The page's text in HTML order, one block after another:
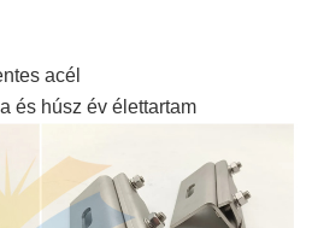
acél
és húsz év élettartam